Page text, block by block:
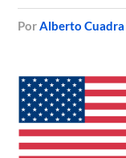
porAlberto Cuadra